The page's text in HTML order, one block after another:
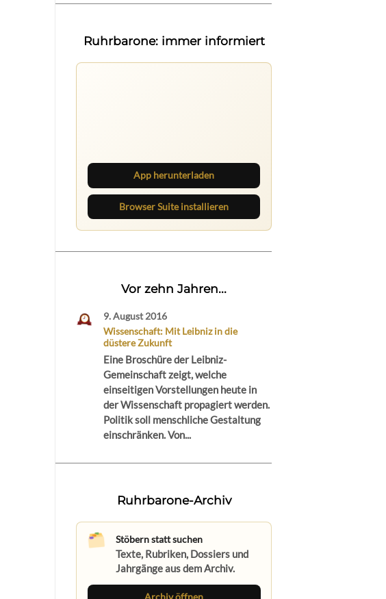
Ruhrbarone: immer informiert
App herunterladen
Browser Suite installieren
Vor zehn Jahren...
9. August 2016
Wissenschaft: Mit Leibniz in die
düstere Zukunft
Eine Broschüre der Leibniz-
Gemeinschaft zeigt, welche
einseitigen Vorstellungen heute in
der Wissenschaft propagiert werden.
Politik soll menschliche Gestaltung
einschränken. Von...
Ruhrbarone-Archiv
Stöbern statt suchen
Texte, Rubriken, Dossiers und
Jahrgänge aus dem Archiv.
Archiv öffnen